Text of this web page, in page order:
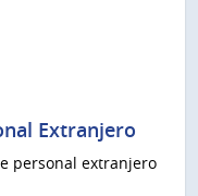
Extranjero
personal extranjero